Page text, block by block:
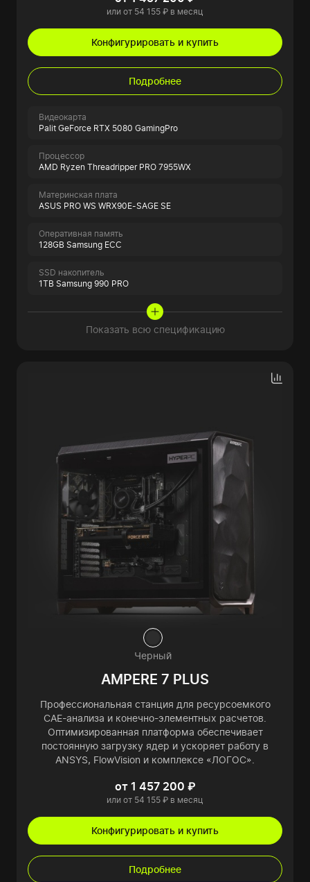
или от 54 155 ₽ в месяц
Конфигурировать и купить
Подробнее
Видеокарта
Palit GeForce RTX 5080 GamingPro
Процессор
AMD Ryzen Threadripper PRO 7955WX
Материнская плата
ASUS PRO WS WRX90E-SAGE SE
Оперативная память
128GB Samsung ECC
SSD накопитель
1TB Samsung 990 PRO
Показать всю спецификацию
Черный
AMPERE 7 PLUS
Профессиональная станция для ресурсоемкого
CAE-анализа и конечно-элементных расчетов.
Оптимизированная платформа обеспечивает
постоянную загрузку ядер и ускоряет работу в
ANSYS, FlowVision и комплексе «ЛОГОС».
от 1 457 200 ₽
или от 54 155 ₽ в месяц
Конфигурировать и купить
Подробнее